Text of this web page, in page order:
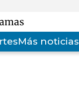
Más noticias